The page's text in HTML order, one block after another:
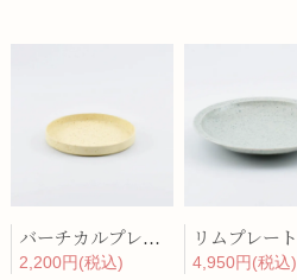
バーチカルプレート 15cm 化粧土
2,200円(税込)
4,950円(税込)